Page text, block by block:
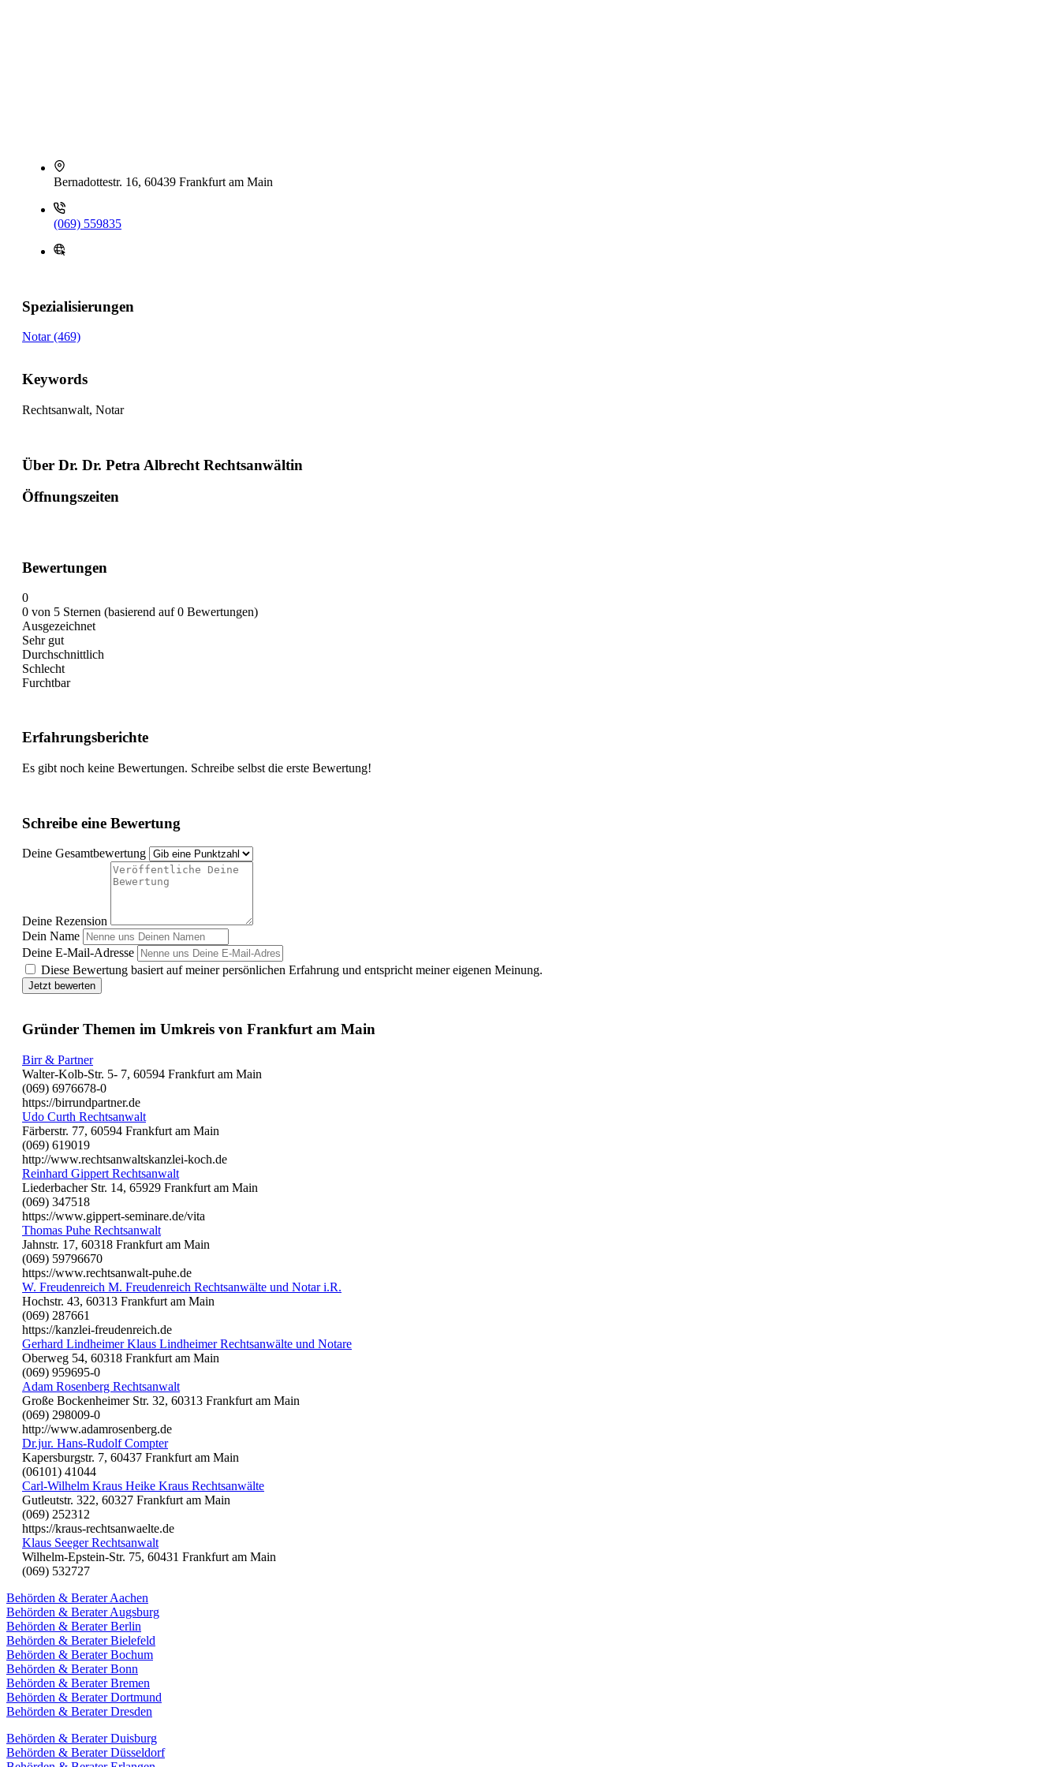
Bernadottestr. 16, 60439 Frankfurt am Main
(069) 559835
Spezialisierungen
Notar (469)
Keywords
Rechtsanwalt, Notar
Über Dr. Dr. Petra Albrecht Rechtsanwältin
Öffnungszeiten
Bewertungen
0
0 von 5 Sternen (basierend auf 0 Bewertungen)
Ausgezeichnet
Sehr gut
Durchschnittlich
Schlecht
Furchtbar
Erfahrungsberichte
Es gibt noch keine Bewertungen. Schreibe selbst die erste Bewertung!
Schreibe eine Bewertung
Deine Gesamtbewertung
Deine Rezension
Dein Name
Deine E-Mail-Adresse
Diese Bewertung basiert auf meiner persönlichen Erfahrung und entspricht meiner eigenen Meinung.
Jetzt bewerten
Gründer Themen im Umkreis von Frankfurt am Main
Birr & Partner
Walter-Kolb-Str. 5- 7, 60594 Frankfurt am Main
(069) 6976678-0
https://birrundpartner.de
Udo Curth Rechtsanwalt
Färberstr. 77, 60594 Frankfurt am Main
(069) 619019
http://www.rechtsanwaltskanzlei-koch.de
Reinhard Gippert Rechtsanwalt
Liederbacher Str. 14, 65929 Frankfurt am Main
(069) 347518
https://www.gippert-seminare.de/vita
Thomas Puhe Rechtsanwalt
Jahnstr. 17, 60318 Frankfurt am Main
(069) 59796670
https://www.rechtsanwalt-puhe.de
W. Freudenreich M. Freudenreich Rechtsanwälte und Notar i.R.
Hochstr. 43, 60313 Frankfurt am Main
(069) 287661
https://kanzlei-freudenreich.de
Gerhard Lindheimer Klaus Lindheimer Rechtsanwälte und Notare
Oberweg 54, 60318 Frankfurt am Main
(069) 959695-0
Adam Rosenberg Rechtsanwalt
Große Bockenheimer Str. 32, 60313 Frankfurt am Main
(069) 298009-0
http://www.adamrosenberg.de
Dr.jur. Hans-Rudolf Compter
Kapersburgstr. 7, 60437 Frankfurt am Main
(06101) 41044
Carl-Wilhelm Kraus Heike Kraus Rechtsanwälte
Gutleutstr. 322, 60327 Frankfurt am Main
(069) 252312
https://kraus-rechtsanwaelte.de
Klaus Seeger Rechtsanwalt
Wilhelm-Epstein-Str. 75, 60431 Frankfurt am Main
(069) 532727
Behörden & Berater Aachen
Behörden & Berater Augsburg
Behörden & Berater Berlin
Behörden & Berater Bielefeld
Behörden & Berater Bochum
Behörden & Berater Bonn
Behörden & Berater Bremen
Behörden & Berater Dortmund
Behörden & Berater Dresden
Behörden & Berater Duisburg
Behörden & Berater Düsseldorf